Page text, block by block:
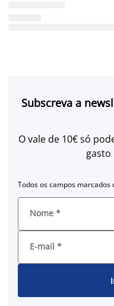
Subscreva a
O vale de 10€ só
gasto
Todos os campos
Nome *
E-mail *